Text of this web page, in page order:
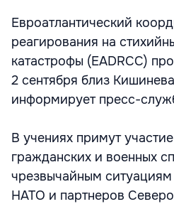
Евроатлантический
реагирования на
катастрофы (EADRCC)
2 сентября близ
информирует пресс-
В учениях примут
гражданских и военных
чрезвычайным ситуациям
НАТО и партнеров